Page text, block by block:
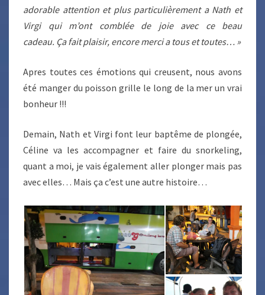
adorable attention et plus particulièrement a Nath et
Virgi qui m’ont comblée de joie avec ce beau
cadeau. Ça fait plaisir, encore merci a tous et toutes… »
Apres toutes ces émotions qui creusent, nous avons
été manger du poisson grille le long de la mer un vrai
bonheur !!!
Demain, Nath et Virgi font leur baptême de plongée,
Céline va les accompagner et faire du snorkeling,
quant a moi, je vais également aller plonger mais pas
avec elles… Mais ça c’est une autre histoire…